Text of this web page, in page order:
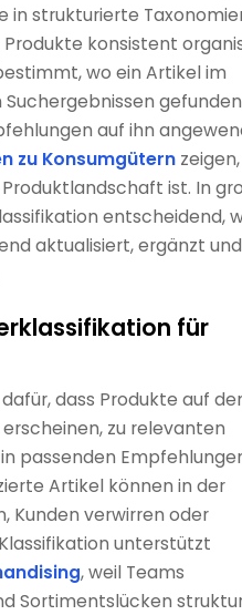
in strukturierte
konsistent
wo ein Artikel im
auf ihn
zu Konsumgütern
ist. In
entscheidend,
aktualisiert, ergänzt und
für
dass Produkte auf
zu relevanten
passenden
Artikel können in der
Kunden verwirren oder
unterstützt
, weil Teams
Sortimentslücken